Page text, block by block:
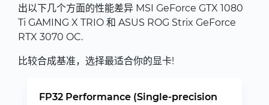
出以下几个方面的性能差异 MSI GeForce GTX 1080
Ti GAMING X TRIO 和 ASUS ROG Strix GeForce
RTX 3070 OC.
比较合成基准，选择最适合你的显卡!
FP32 Performance (Single-precision